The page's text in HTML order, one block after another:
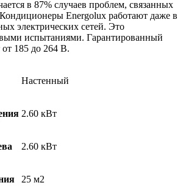
в 87% случаев проблем, связанных
Energolux работают даже в
электрических сетей. Это
испытаниями. Гарантированный
от 185 до 264 В.
Настенный
2.60 кВт
2.60 кВт
25 м2